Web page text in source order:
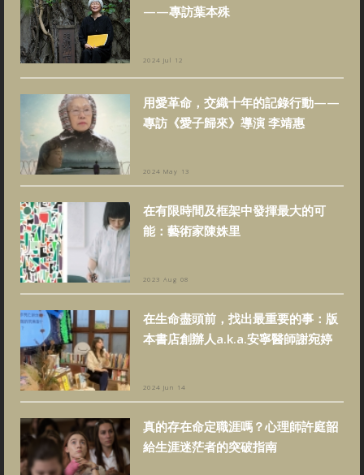
——專訪葉本殊
2024 Jul 12
用愛革命，交織十年的記錄行動——
專訪《愛子歸來》導演 李靖惠
2024 May 13
在有限時間及框架中發揮最大的可
能：藝術家陳姝里
2023 Aug 08
在生命盡頭前，找出最重要的事：版
本書店創辦人a.k.a.安寧醫師謝宛婷
2024 Jun 14
真的存在命定職涯嗎？心理師許庭韶
給生涯迷茫者的突破指南